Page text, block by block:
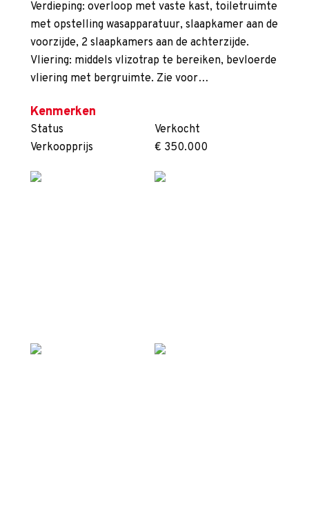
Verdieping: overloop met vaste kast, toiletruimte
met opstelling wasapparatuur, slaapkamer aan de
voorzijde, 2 slaapkamers aan de achterzijde.
Vliering: middels vlizotrap te bereiken, bevloerde
vliering met bergruimte. Zie voor…
Kenmerken
Status
Verkocht
Verkoopprijs
€ 350.000